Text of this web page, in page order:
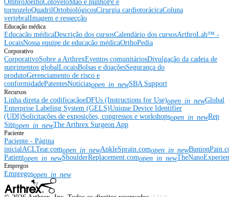
OmbroJoelhoCotoveloMão e punhoPé e
tornozeloQuadrilOrtobiológicosCirurgia cardiotorácicaColuna
vertebralImagem e ressecção
Educação médica
Educação médicaDescrição dos cursosCalendário dos cursosArthroLab™ -
LocaisNossa equipe de educação médicaOrthoPedia
Corporativo
CorporativoSobre a ArthrexEventos comunitáriosDivulgação da cadeia de
suprimentos globalLocaisBolsas e doaçõesSegurança do
produtoGerenciamento de risco e
conformidadePatentesNotíciasopen_in_newSBA Support
Recursos
Linha direta de codificaçãoeDFUs (Instructions for Use)open_in_newGlobal
Enterprise Labeling System (GELS)Unique Device Identifier
(UDI)Solicitações de exposições, congressos e workshopsopen_in_newRep
Siteopen_in_newThe Arthrex Surgeon App
Paciente
Paciente - Página
inicialACLTear.comopen_in_newAnkleSprain.comopen_in_new
Patientopen_in_newShoulderReplacement.comopen_in_new
Empregos
Empregosopen_in_new